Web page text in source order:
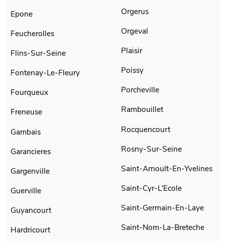
Epone
Feucherolles
Flins-Sur-Seine
Fontenay-Le-Fleury
Fourqueux
Freneuse
Gambais
Garancieres
Gargenville
Guerville
Guyancourt
Hardricourt
Orgerus
Orgeval
Plaisir
Poissy
Porcheville
Rambouillet
Rocquencourt
Rosny-Sur-Seine
Saint-Arnoult-En-Yvelines
Saint-Cyr-L'Ecole
Saint-Germain-En-Laye
Saint-Nom-La-Breteche